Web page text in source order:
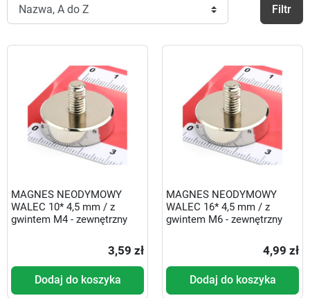
Filtr
MAGNES NEODYMOWY
WALEC 10* 4,5 mm / z
gwintem M4 - zewnętrzny
3,59 zł
Dodaj do koszyka
MAGNES NEODYMOWY
WALEC 16* 4,5 mm / z
gwintem M6 - zewnętrzny
4,99 zł
Dodaj do koszyka